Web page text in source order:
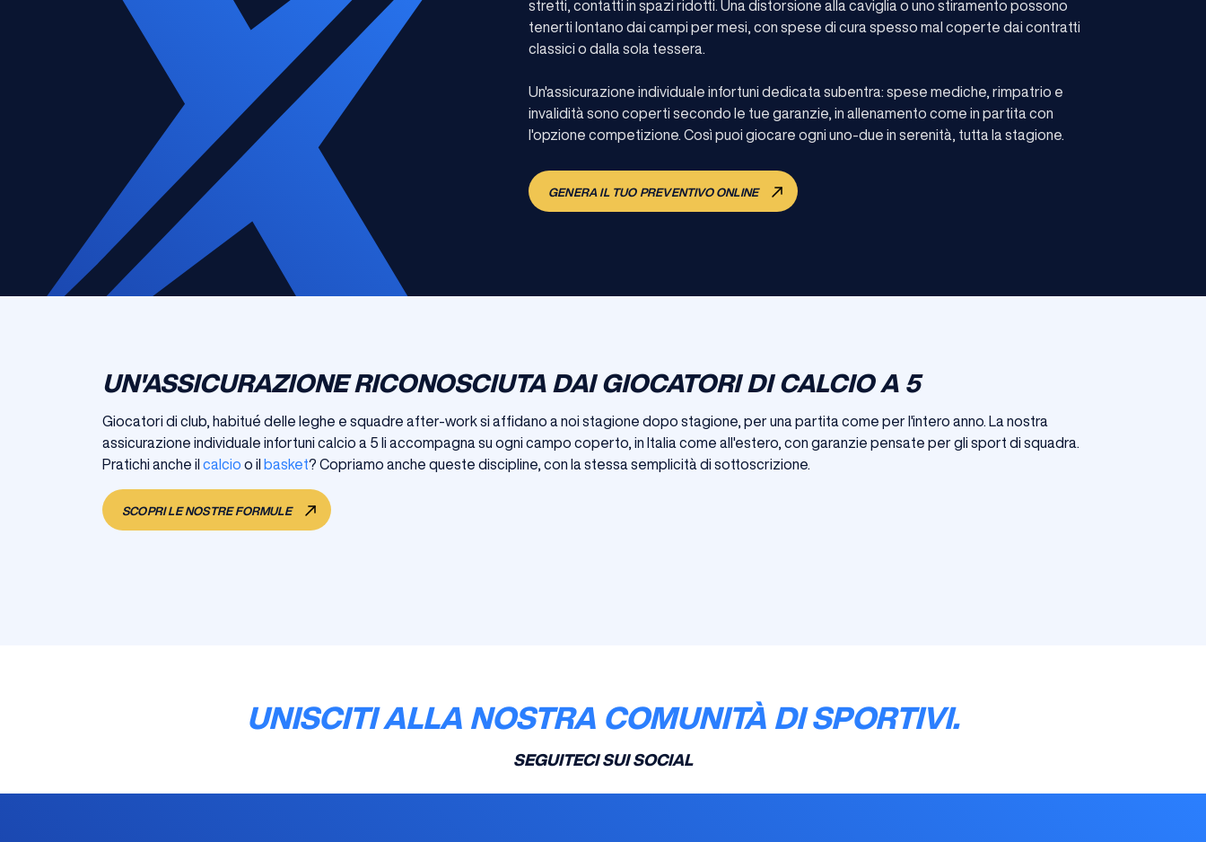
stretti, contatti in spazi ridotti. Una distorsione alla caviglia o uno stiramento possono
tenerti lontano dai campi per mesi, con spese di cura spesso mal coperte dai contratti
classici o dalla sola tessera.
Un'assicurazione individuale infortuni dedicata subentra: spese mediche, rimpatrio e
invalidità sono coperti secondo le tue garanzie, in allenamento come in partita con
l'opzione competizione. Così puoi giocare ogni uno-due in serenità, tutta la stagione.
GENERA IL TUO PREVENTIVO ONLINE
UN'ASSICURAZIONE RICONOSCIUTA DAI GIOCATORI DI CALCIO A 5
Giocatori di club, habitué delle leghe e squadre after-work si affidano a noi stagione dopo stagione, per una partita come per l'intero anno. La nostra
assicurazione individuale infortuni calcio a 5 li accompagna su ogni campo coperto, in Italia come all'estero, con garanzie pensate per gli sport di squadra.
Pratichi anche il calcio o il basket? Copriamo anche queste discipline, con la stessa semplicità di sottoscrizione.
SCOPRI LE NOSTRE FORMULE
UNISCITI ALLA NOSTRA COMUNITÀ DI SPORTIVI.
SEGUITECI SUI SOCIAL